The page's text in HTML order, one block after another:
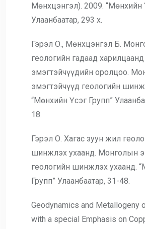
Мөнхцэнгэл). 2009. “Мөнхийн
Улаанбаатар, 293 х.
Гэрэл О., Мөнхцэнгэл Б.
геологийн гадаад харилцаанд
эмэгтэйчүүдийн оролцоо.
эмэгтэйчүүд геологийн
“Мөнхийн Үсэг Групп”
18.
Гэрэл О. Хагас зуун жил
шинжлэх ухаанд. Монголын
геологийн шинжлэх ухаанд.
Групп” Улаанбаатар, 31-48.
Geodynamics and Metallogeny
with a special Emphasis on